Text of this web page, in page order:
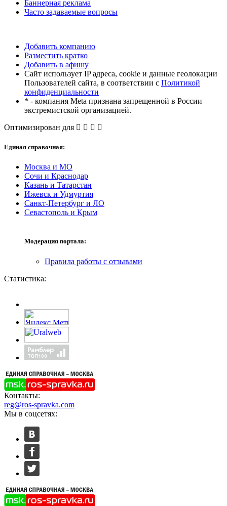
Баннерная реклама
Часто задаваемые вопросы
Добавить компанию
Разместить кратко
Добавить в афишу
Сайт использует IP адреса, cookie и данные геолокации
Пользователей сайта, в соответствии с Политикой
конфиденциальности
* - компания Meta признана запрещенной в России
экстремистской организацией.
Оптимизирован для
Единая справочная:
Москва и МО
Сочи и Краснодар
Казань и Татарстан
Ижевск и Удмуртия
Санкт-Петербург и ЛО
Севастополь и Крым
Модерация портала:
Правила работы с отзывами
Статистика:
Контакты:
reg@ros-spravka.com
Мы в соцсетях: